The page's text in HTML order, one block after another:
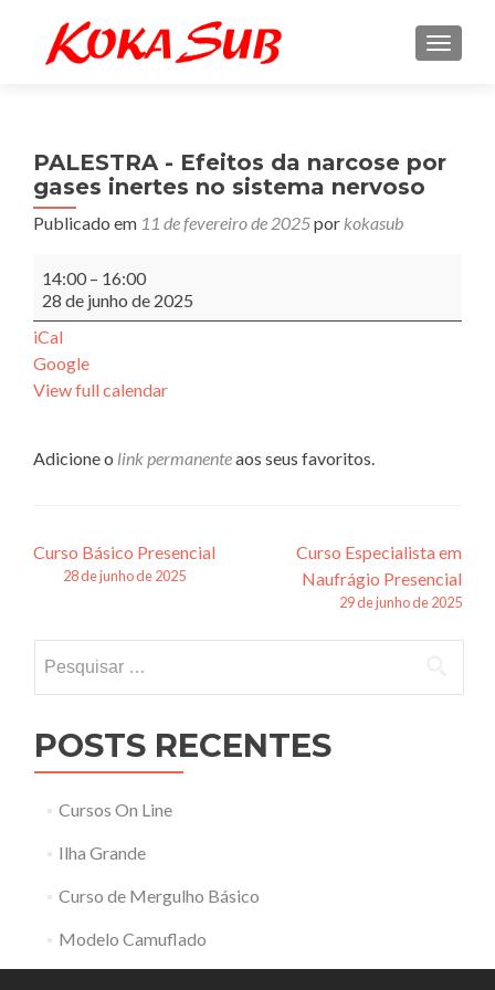
PALESTRA - Efeitos da narcose por
gases inertes no sistema nervoso
Publicado em 11 de fevereiro de 2025por kokasub
Efeitos
da
por
gases
sistema
14:00 – 16:00
28 de junho de 2025
iCal
Google
View full calendar
Adicione o link permanenteaos seus favoritos.
Navegação
posts
Curso Básico Presencial
28 de junho de 2025
Curso Especialista em
Naufrágio Presencial
29 de junho de 2025
por:
POSTS RECENTES
Cursos On Line
Ilha Grande
Curso de Mergulho Básico
Modelo Camuflado